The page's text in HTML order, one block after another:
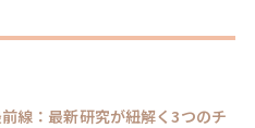
線：最新研究が紐解く3つのチ